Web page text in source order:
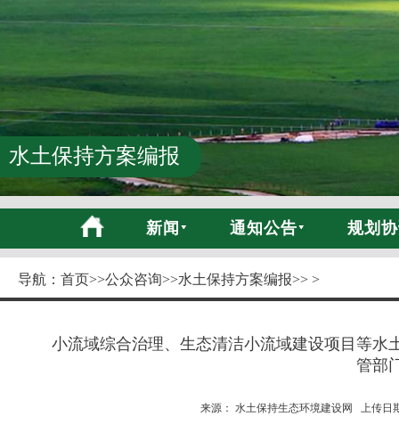
水土保持方案编报
新闻 通知公告 规划
导航： 首页>>公众咨询>>水土保持方案编报>> >
小流域综合治理、生态清洁小流域建设项目等
管部
来源： 水土保持生态环境建设网 上传日